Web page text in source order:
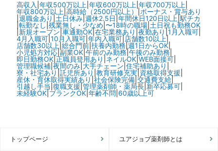
高収入 年収500万以上 年収600万以上 年収700万以上
年収800万以上 高時給（2500円以上）| ボーナス・賞与あり
退職金あり 土日休み| 週休2.5日 年間休日120日以上 駅チカ
|転勤なし 残業無し・少なめ 〜18時の職場| 土日祝も勤務OK
|新規オープン 車通勤OK|在宅業務あり 夜勤あり 1月入職可|
4月入職可| 10月入職可| 年内入職可| 店舗数10以上|
店舗数30以上 総合門前| 扶養内勤務 週1日からOK|
小児処方対応| 副業OK| 午前のみ勤務| 午後のみ勤務|
即日勤務OK| 正職員登用あり ネイルOK| WEB面接可|
管理職候補| 夜間のみ| 大手チェーン 住宅補助あり
寮・社宅あり 託児所あり 教育研修充実| 資格取得支援
産休・育休取得実績あり 社会保険完備| 交通費支給|
引越し手当 復職支援 |管理薬剤師・薬局長| 新卒応募可|
未経験OK| ブランクOK| 年齢不問 60歳以上可
トップページ ユアジョブ薬剤師とは